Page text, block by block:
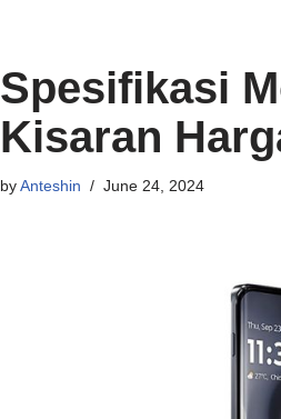
Spesifikasi
Kisaran
byAnteshin June 24, 2024